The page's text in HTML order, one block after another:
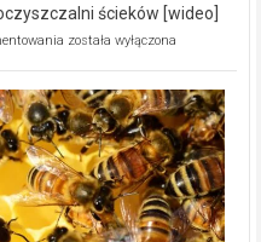
ścieków [wideo]
Ekologiczne
Wręczyca
Wielka
z
dofinansowaniem
ponad
15,6
mln
na
została wyłączona